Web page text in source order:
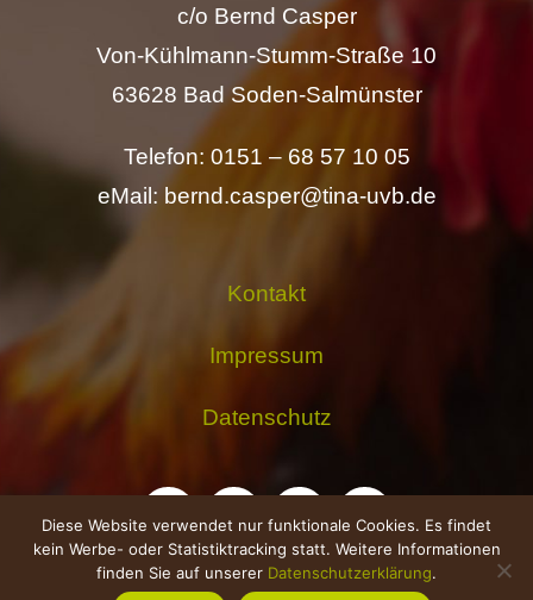
c/o Bernd Casper
Von-Kühlmann-Stumm-Straße 10
63628 Bad Soden-Salmünster
Telefon: 0151 – 68 57 10 05
eMail: bernd.casper@tina-uvb.de
Kontakt
Impressum
Datenschutz
Diese Website verwendet nur funktionale Cookies. Es findet
kein Werbe- oder Statistiktracking statt. Weitere Informationen
finden Sie auf unserer Datenschutzerklärung.